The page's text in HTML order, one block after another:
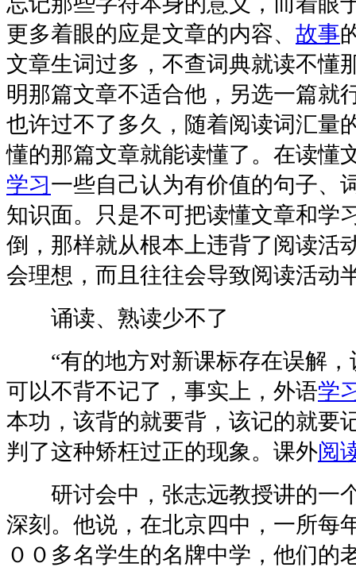
更多着眼的应是文章的内容、 故事
文章生词过多，不查词典就读不懂
明那篇文章不适合他，另选一篇就
也许过不了多久，随着阅读词汇量
懂的那篇文章就能读懂了。在读懂
学习一些自己认为有价值的句子、
知识面。只是不可把读懂文章和学
倒，那样就从根本上违背了阅读活
会理想，而且往往会导致阅读活动
诵读、熟读少不了
“有的地方对新课标存在误解，
可以不背不记了，事实上，外语学
本功，该背的就要背，该记的就要
判了这种矫枉过正的现象。课外阅
研讨会中，张志远教授讲的一
深刻。他说，在北京四中，一所每
００多名学生的名牌中学，他们的